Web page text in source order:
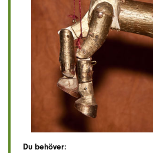
Du behöver: